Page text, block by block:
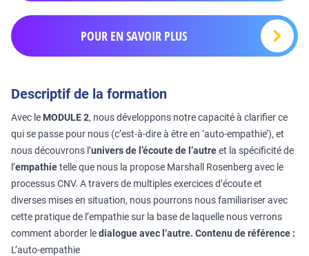
POUR EN SAVOIR PLUS
Descriptif de la formation
Avec le MODULE 2, nous développons notre capacité à clarifier ce
qui se passe pour nous (c’est-à-dire à être en ‘auto-empathie’), et
nous découvrons l’univers de l’écoute de l’autreet la spécificité de
l’empathietelle que nous la propose Marshall Rosenberg avec le
processus CNV. A travers de multiples exercices d’écoute et
diverses mises en situation, nous pourrons nous familiariser avec
cette pratique de l’empathie sur la base de laquelle nous verrons
comment aborder ledialogue avec l’autre. Contenu de référence :
L’auto-empathie